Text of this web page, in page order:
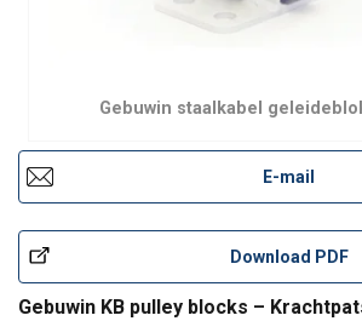
Gebuwin staalkabel
E-mail
Download PDF
Gebuwin KB pulley blocks –